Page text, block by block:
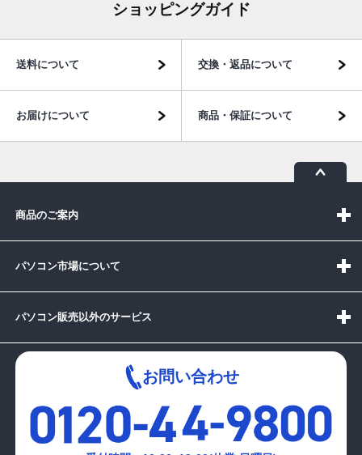
ショッピングガイド
送料について 交換・返品について
お届けについて 商品・保証について
商品のご案内
パソコン市場について
パソコン販売以外のサービス
お問い合わせ